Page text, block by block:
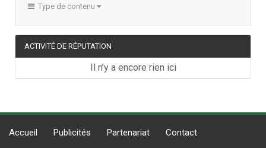
Type de contenu
ACTIVITÉ DE RÉPUTATION
Il n’y a encore rien ici
Accueil Publicités Partenariat Contact